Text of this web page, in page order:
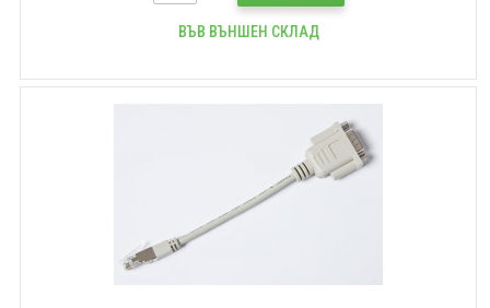
ВЪВ ВЪНШЕН СКЛАД